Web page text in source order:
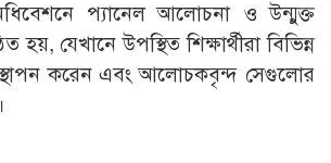
প্যানেল আলোচনা ও উন্মুক্ত
হয়, যেখানে উপস্থিত শিক্ষার্থীরা বিভিন্ন
করেন এবং আলোচকবৃন্দ সেগুলোর